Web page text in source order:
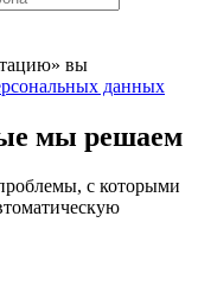
вы
данных
мы решаем
с которыми